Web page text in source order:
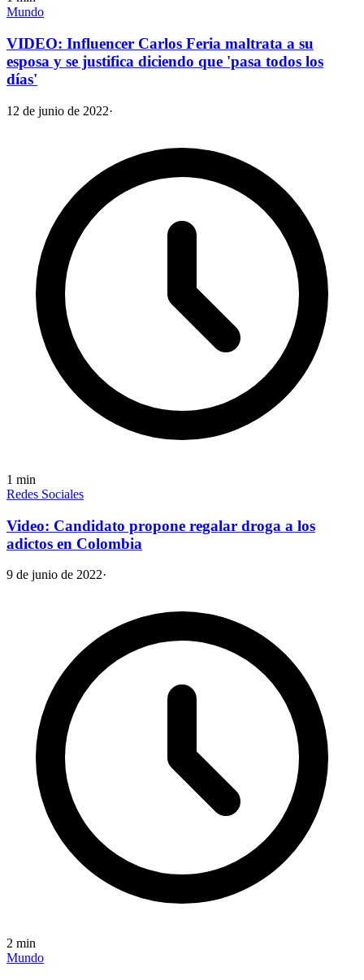
Mundo
VIDEO: Influencer Carlos Feria maltrata a su
esposa y se justifica diciendo que 'pasa todos los
días'
12 de junio de 2022·
1 min
Redes Sociales
Video: Candidato propone regalar droga a los
adictos en Colombia
9 de junio de 2022·
2 min
Mundo